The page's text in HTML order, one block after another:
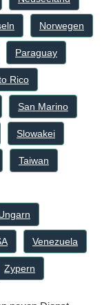
Norwegen
Paraguay
Rico
San Marino
Slowakei
Taiwan
Venezuela
Zypern